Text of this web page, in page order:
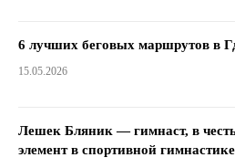
6 лучших беговых маршрутов в
15.05.2026
Лешек Бляник — гимнаст, в
элемент в спортивной гимнастике